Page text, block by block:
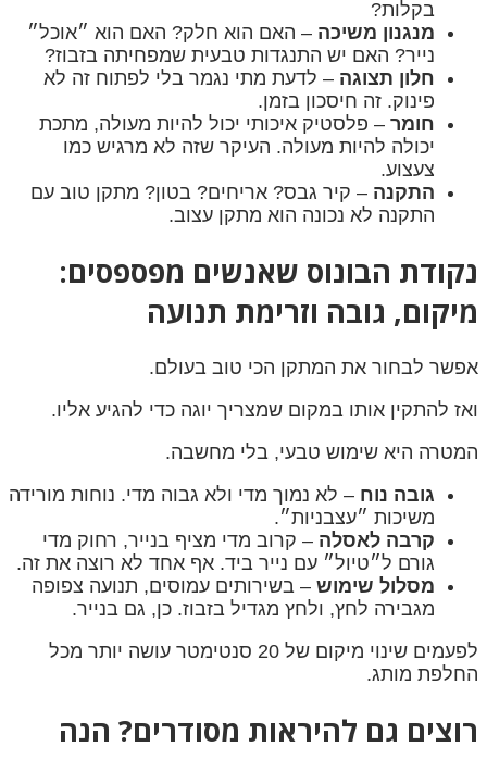
בקלות?
מנגנון משיכה – האם הוא חלק? האם הוא ״אוכל״
נייר? האם יש התנגדות טבעית שמפחיתה בזבוז?
חלון תצוגה – לדעת מתי נגמר בלי לפתוח זה לא
פינוק. זה חיסכון בזמן.
חומר – פלסטיק איכותי יכול להיות מעולה, מתכת
יכולה להיות מעולה. העיקר שזה לא מרגיש כמו
צעצוע.
התקנה – קיר גבס? אריחים? בטון? מתקן טוב עם
התקנה לא נכונה הוא מתקן עצוב.
נקודת הבונוס שאנשים מפספסים:
מיקום, גובה וזרימת תנועה
אפשר לבחור את המתקן הכי טוב בעולם.
ואז להתקין אותו במקום שמצריך יוגה כדי להגיע אליו.
המטרה היא שימוש טבעי, בלי מחשבה.
גובה נוח – לא נמוך מדי ולא גבוה מדי. נוחות מורידה
משיכות ״עצבניות״.
קרבה לאסלה – קרוב מדי מציף בנייר, רחוק מדי
גורם ל״טיול״ עם נייר ביד. אף אחד לא רוצה את זה.
מסלול שימוש – בשירותים עמוסים, תנועה צפופה
מגבירה לחץ, ולחץ מגדיל בזבוז. כן, גם בנייר.
לפעמים שינוי מיקום של 20 סנטימטר עושה יותר מכל
החלפת מותג.
רוצים גם להיראות מסודרים? הנה